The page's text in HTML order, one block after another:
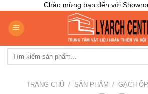
content
Chào mừng bạn đến với
Tìm
TRANG CHỦ / SẢN PHẨM / GẠCH